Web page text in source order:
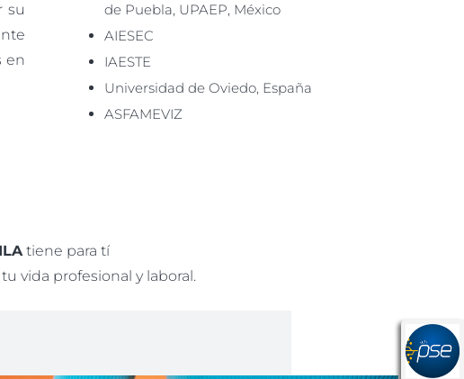
su
en
de Puebla, UPAEP, México
AIESEC
IAESTE
Universidad de Oviedo, España
ASFAMEVIZ
tiene para tí
vida profesional y laboral.